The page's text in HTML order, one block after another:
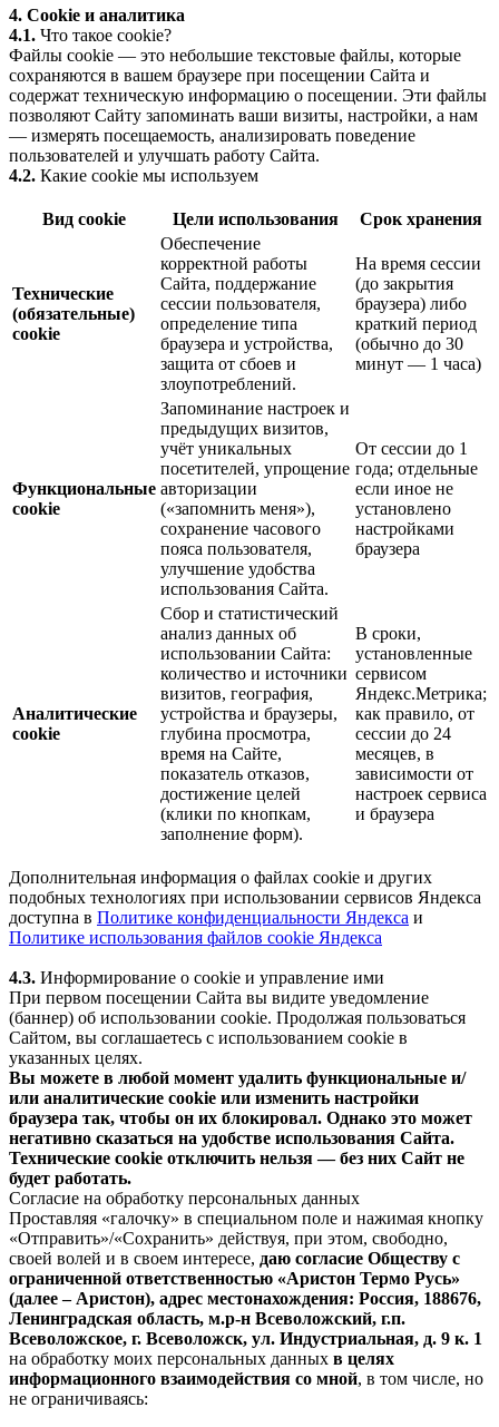
4. Cookie и аналитика
4.1. Что такое cookie?
Файлы cookie — это небольшие текстовые файлы, которые
сохраняются в вашем браузере при посещении Сайта и
содержат техническую информацию о посещении. Эти файлы
позволяют Сайту запоминать ваши визиты, настройки, а нам
— измерять посещаемость, анализировать поведение
пользователей и улучшать работу Сайта.
4.2. Какие cookie мы используем
Вид cookie Цели использования Срок хранения
Технические
(обязательные)
cookie
Обеспечение
корректной работы
Сайта, поддержание
сессии пользователя,
определение типа
браузера и устройства,
защита от сбоев и
злоупотреблений.
На время сессии
(до закрытия
браузера) либо
краткий период
(обычно до 30
минут — 1 часа)
Функциональные
cookie
Запоминание настроек и
предыдущих визитов,
учёт уникальных
посетителей, упрощение
авторизации
(«запомнить меня»),
сохранение часового
пояса пользователя,
улучшение удобства
использования Сайта.
От сессии до 1
года; отдельные
если иное не
установлено
настройками
браузера
Аналитические
cookie
Сбор и статистический
анализ данных об
использовании Сайта:
количество и источники
визитов, география,
устройства и браузеры,
глубина просмотра,
время на Сайте,
показатель отказов,
достижение целей
(клики по кнопкам,
заполнение форм).
В сроки,
установленные
сервисом
Яндекс.Метрика;
как правило, от
сессии до 24
месяцев, в
зависимости от
настроек сервиса
и браузера
Дополнительная информация о файлах cookie и других
подобных технологиях при использовании сервисов Яндекса
доступна в Политике конфиденциальности Яндекса и
Политике использования файлов cookie Яндекса
4.3. Информирование о cookie и управление ими
При первом посещении Сайта вы видите уведомление
(баннер) об использовании cookie. Продолжая пользоваться
Сайтом, вы соглашаетесь с использованием cookie в
указанных целях.
Вы можете в любой момент удалить функциональные и/
или аналитические cookie или изменить настройки
браузера так, чтобы он их блокировал. Однако это может
негативно сказаться на удобстве использования Сайта.
Технические cookie отключить нельзя — без них Сайт не
будет работать.
Согласие на обработку персональных данных
Проставляя «галочку» в специальном поле и нажимая кнопку
«Отправить»/«Сохранить» действуя, при этом, свободно,
своей волей и в своем интересе, даю согласие Обществу с
ограниченной ответственностью «Аристон Термо Русь»
(далее – Аристон), адрес местонахождения: Россия, 188676,
Ленинградская область, м.р-н Всеволожский, г.п.
Всеволожское, г. Всеволожск, ул. Индустриальная, д. 9 к. 1
на обработку моих персональных данных в целях
информационного взаимодействия со мной, в том числе, но
не ограничиваясь: